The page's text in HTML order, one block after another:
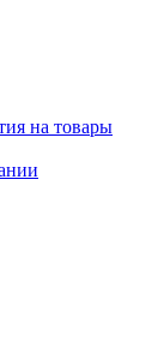
на товары